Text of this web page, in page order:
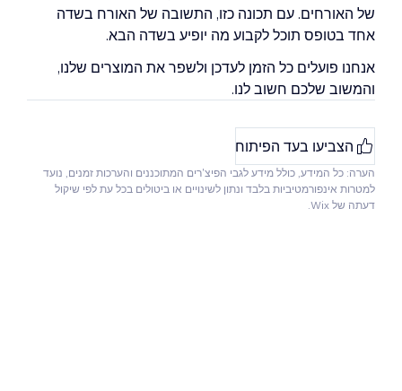
של האורחים. עם תכונה כזו, התשובה של האורח בשדה
אחד בטופס תוכל לקבוע מה יופיע בשדה הבא.
אנחנו פועלים כל הזמן לעדכן ולשפר את המוצרים שלנו,
והמשוב שלכם חשוב לנו.
הצביעו בעד הפיתוח
הערה: כל המידע, כולל מידע לגבי הפיצ'רים המתוכננים והערכות זמנים, נועד
למטרות אינפורמטיביות בלבד ונתון לשינויים או ביטולים בכל עת לפי שיקול
דעתה של Wix.